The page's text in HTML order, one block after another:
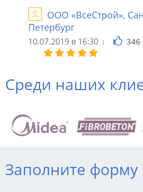
ООО «ВсеСтрой»,
Петербург
10.07.2019 в 16:30 346
Среди наших
Заполните форму